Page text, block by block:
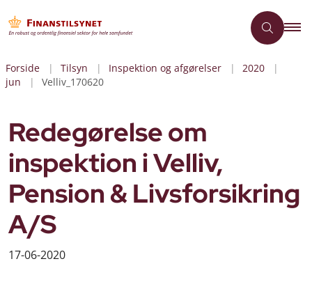
Forside Tilsyn Inspektion og afgørelser
2020
jun
Velliv_170620
Redegørelse om
inspektion i Velliv,
Pension & Livsforsikring
A/S
17-06-2020